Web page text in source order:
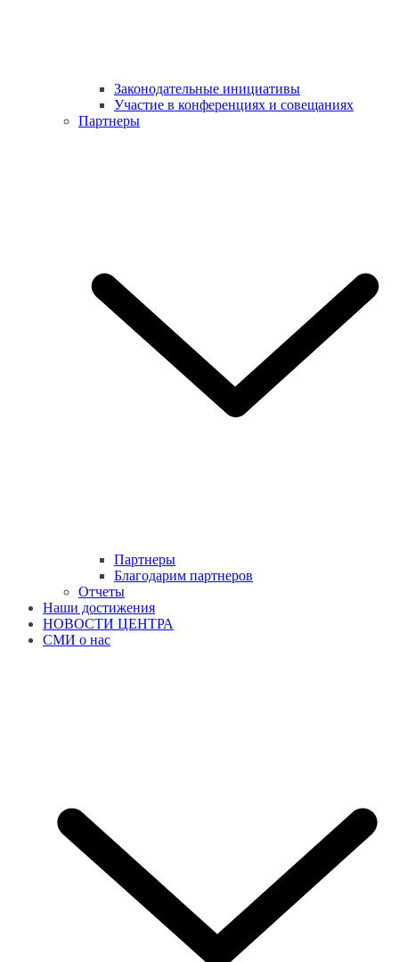
Законодательные инициативы
Участие в конференциях и совещаниях
Партнеры
Партнеры
Благодарим партнеров
Отчеты
Наши достижения
НОВОСТИ ЦЕНТРА
СМИ о нас